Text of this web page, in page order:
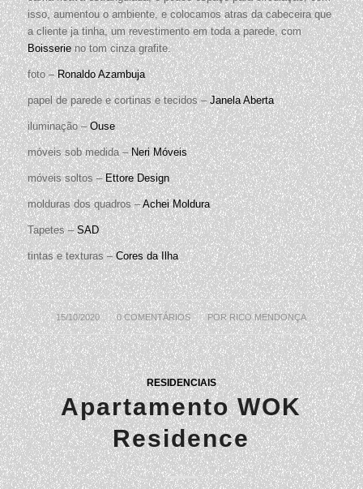
isso, aumentou o ambiente, e colocamos atras da cabeceira que
a cliente ja tinha, um revestimento em toda a parede, com
Boisserieno tom cinza grafite.
foto –Ronaldo Azambuja
papel de parede e cortinas e tecidos –Janela Aberta
iluminação –Ouse
móveis sob medida –Neri Móveis
móveis soltos –Ettore Design
molduras dos quadros –Achei Moldura
Tapetes –SAD
tintas e texturas –Cores da Ilha
15/10/2020
/ 0 COMENTÁRIOS
/ PORRICO MENDONÇA
RESIDENCIAIS
Apartamento WOK
Residence